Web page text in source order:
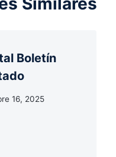
Boletín
16, 2025